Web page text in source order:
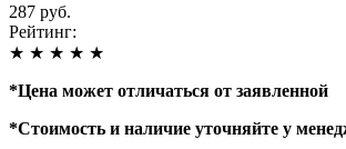
287 руб.
Рейтинг:
★ ★ ★ ★ ★
*Цена может отличаться от заявленной
*Стоимость и наличие уточняйте у